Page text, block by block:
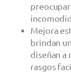
Mejora
brindan
diseñan a
rasgos